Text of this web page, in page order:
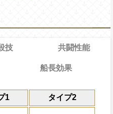
1 タイプ2
技
19→10ターン
限界突破
通常時
共闘性能
共闘性能
冒険開始時の必殺タ
効果
復力の9%をサポート対象キ
船長効果
通常時
1.75倍にし、体力と回復を